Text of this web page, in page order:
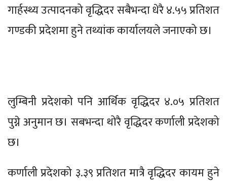
गार्हस्थ्य उत्पादनको वृद्धिदर सबैभन्दा धेरै ४.५५ प्रतिशत
गण्डकी प्रदेशमा हुने तथ्यांक कार्यालयले जनाएको छ।
लुम्बिनी प्रदेशको पनि आर्थिक वृद्धिदर ४.०५ प्रतिशत
पुग्ने अनुमान छ। सबभन्दा थोरै वृद्धिदर कर्णाली प्रदेशको
छ।
कर्णाली प्रदेशको ३.३९ प्रतिशत मात्रै वृद्धिदर कायम हुने